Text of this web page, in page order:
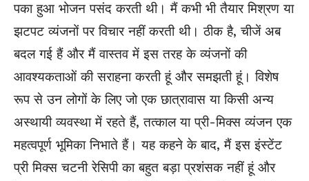
पका हुआ भोजन पसंद करती थी। मैं कभी भी तैयार मिश्रण या
झटपट व्यंजनों पर विचार नहीं करती थी। ठीक है, चीजें अब
बदल गई हैं और मैं वास्तव में इस तरह के व्यंजनों की
आवश्यकताओं की सराहना करती हूं और समझती हूं। विशेष
रूप से उन लोगों के लिए जो एक छात्रावास या किसी अन्य
अस्थायी व्यवस्था में रहते हैं, तत्काल या प्री-मिक्स व्यंजन एक
महत्वपूर्ण भूमिका निभाते हैं। यह कहने के बाद, मैं इस इंस्टेंट
प्री मिक्स चटनी रेसिपी का बहुत बड़ा प्रशंसक नहीं हूं और